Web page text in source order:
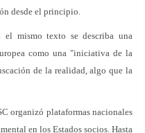
desde el principio.
mismo texto se describa una
como una "iniciativa de la
de la realidad, algo que la
organizó plataformas nacionales
en los Estados socios. Hasta